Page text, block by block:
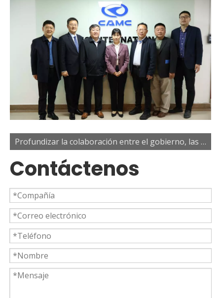
Profundizar la colaboración entre el gobierno, las universidades y las empresas para potenciar el desarrollo del talento industrial
Contáctenos